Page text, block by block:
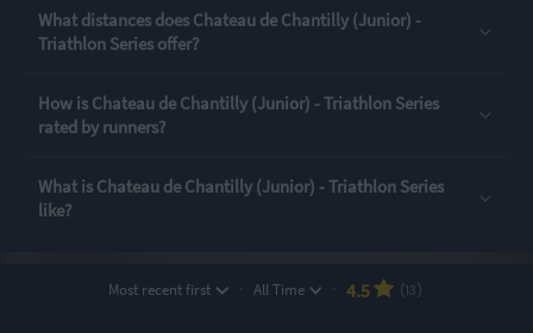
5.00/5
Sustainability
Show full rating breakdown
What distances does Chateau de Chantilly (Junior) -
Triathlon Series offer?
How is Chateau de Chantilly (Junior) - Triathlon Series
rated by runners?
What is Chateau de Chantilly (Junior) - Triathlon Series
like?
Most recent first All Time 4.5 (13)